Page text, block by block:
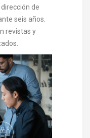
de
seis años.
revistas y